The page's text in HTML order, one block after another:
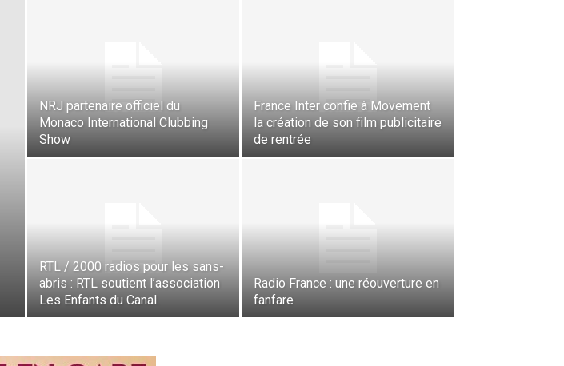
NRJ partenaire officiel du
Monaco International Clubbing
Show
France Inter confie à Movement
la création de son film publicitaire
de rentrée
RTL / 2000 radios pour les sans-
abris : RTL soutient l’association
Les Enfants du Canal.
Radio France : une réouverture en
fanfare